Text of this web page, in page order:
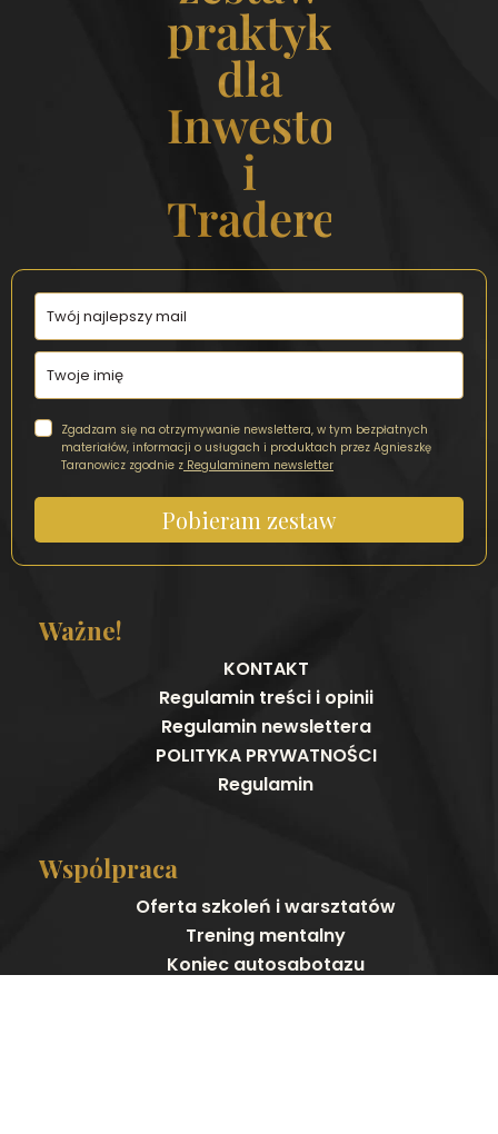
praktyk
dla
Inwestorek
i
Traderek
Zgadzam się na otrzymywanie newslettera, w tym bezpłatnych
materiałów, informacji o usługach i produktach przez Agnieszkę
Taranowicz zgodnie z Regulaminem newsletter
Pobieram zestaw
Ważne!
KONTAKT
Regulamin treści i opinii
Regulamin newslettera
POLITYKA PRYWATNOŚCI
Regulamin
Wspólpraca
Oferta szkoleń i warsztatów
Trening mentalny
Koniec autosabotazu